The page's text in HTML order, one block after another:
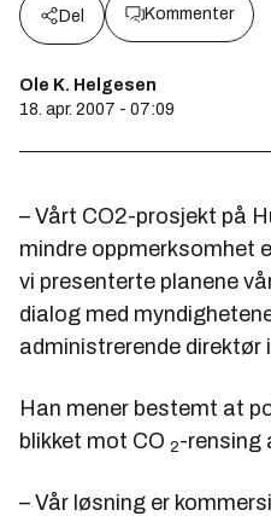
Del Kommenter
Ole K. Helgesen
18. apr. 2007 - 07:09
– Vårt CO2-prosjekt på
mindre oppmerksomhet
vi presenterte planene
dialog med
administrerende direktør
Han mener bestemt at
blikket mot CO 2-rensing
– Vår løsning er